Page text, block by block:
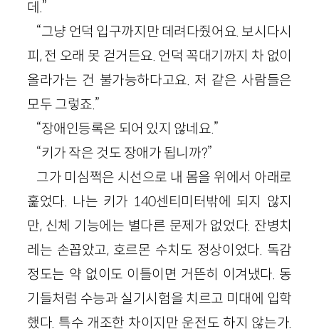
데.”
“그냥 언덕 입구까지만 데려다줬어요. 보시다시
피, 전 오래 못 걷거든요. 언덕 꼭대기까지 차 없이
올라가는 건 불가능하다고요. 저 같은 사람들은
모두 그렇죠.”
“장애인등록은 되어 있지 않네요.”
“키가 작은 것도 장애가 됩니까?”
그가 미심쩍은 시선으로 내 몸을 위에서 아래로
훑었다. 나는 키가 140센티미터밖에 되지 않지
만, 신체 기능에는 별다른 문제가 없었다. 잔병치
레는 손꼽았고, 호르몬 수치도 정상이었다. 독감
정도는 약 없이도 이틀이면 거뜬히 이겨냈다. 동
기들처럼 수능과 실기시험을 치르고 미대에 입학
했다. 특수 개조한 차이지만 운전도 하지 않는가.